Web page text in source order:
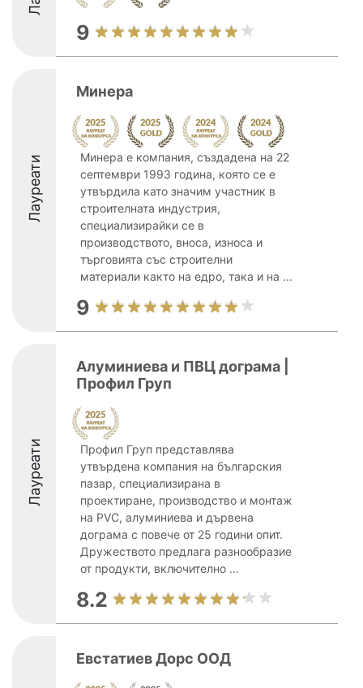
9
Лауреати
Минера
Минера е компания, създадена на 22
септември 1993 година, която се е
утвърдила като значим участник в
строителната индустрия,
специализирайки се в
производството, вноса, износа и
търговията със строителни
материали както на едро, така и на ...
9
Лауреати
Алуминиева и ПВЦ дограма |
Профил Груп
Профил Груп представлява
утвърдена компания на българския
пазар, специализирана в
проектиране, производство и монтаж
на PVC, алуминиева и дървена
дограма с повече от 25 години опит.
Дружеството предлага разнообразие
от продукти, включително ...
8.2
Евстатиев Дорс ООД